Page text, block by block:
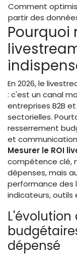
Comment
partir des
Pourquoi
En 2026, le
: c'est un canal
entreprises B2B
sectorielles.
resserrement
et
Mesurer le ROI
compétence clé,
dépenses, mais
performance des
indicateurs, outils
L'évolution
dépensé